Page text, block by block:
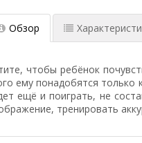
Обзор
чтобы ребёнок
ему понадобятся
ещё и поиграть, не
тренировать